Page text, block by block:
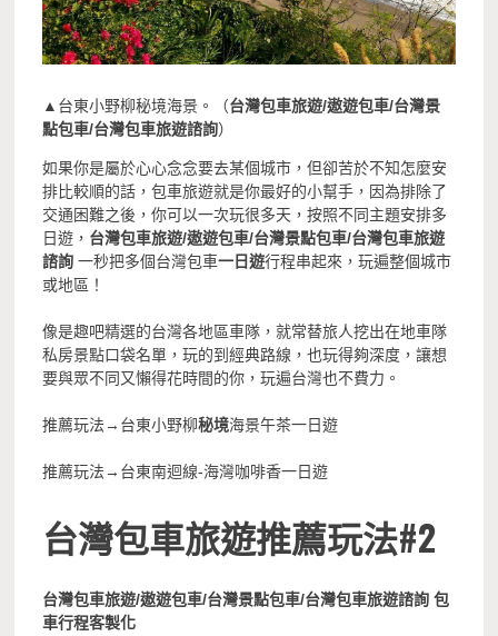
▲台東小野柳秘境海景。（台灣包車旅遊/遨遊包車/台灣景
點包車/台灣包車旅遊諮詢）
如果你是屬於心心念念要去某個城市，但卻苦於不知怎麼安
排比較順的話，包車旅遊就是你最好的小幫手，因為排除了
交通困難之後，你可以一次玩很多天，按照不同主題安排多
日遊， 台灣包車旅遊/遨遊包車/台灣景點包車/台灣包車旅遊
諮詢一秒把多個台灣包車一日遊行程串起來，玩遍整個城市
或地區！
像是趣吧精選的台灣各地區車隊，就常替旅人挖出在地車隊
私房景點口袋名單，玩的到經典路線，也玩得夠深度，讓想
要與眾不同又懶得花時間的你，玩遍台灣也不費力。
推薦玩法→台東小野柳秘境海景午茶一日遊
推薦玩法→台東南迴線-海灣咖啡香一日遊
台灣包車旅遊推薦玩法#2
台灣包車旅遊/遨遊包車/台灣景點包車/台灣包車旅遊諮詢 包
車行程客製化